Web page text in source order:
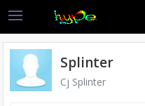
Splinter
Cj Splinter